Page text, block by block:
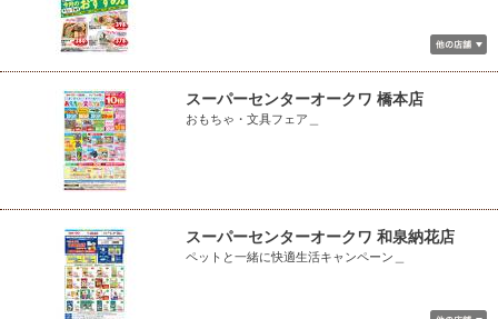
スーパーセンターオークワ 橋本店
おもちゃ・文具フェア＿
スーパーセンターオークワ 和泉納花店
ペットと一緒に快適生活キャンペーン＿